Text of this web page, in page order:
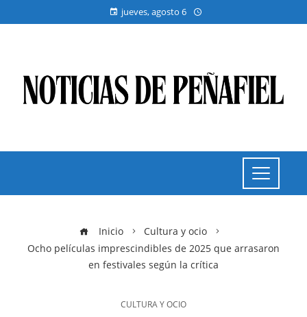
jueves, agosto 6
Inicio
Cultura y ocio
Ocho películas imprescindibles de 2025 que arrasaron
en festivales según la crítica
CULTURA Y OCIO